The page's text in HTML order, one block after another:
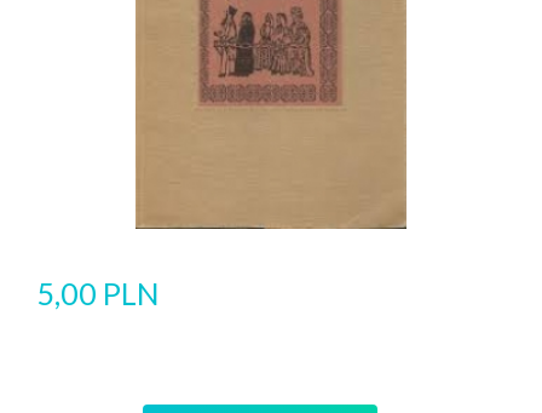
5,00 PLN